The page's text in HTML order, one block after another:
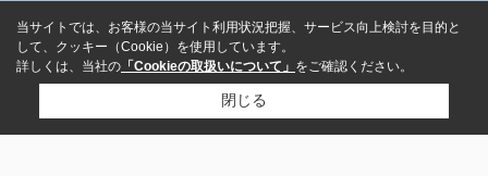
当サイトでは、お客様の当サイト利用状況把握、サービス向上検討を目的と
して、クッキー（Cookie）を使用しています。
詳しくは、当社の 「Cookieの取扱いについて」 をご確認ください。
閉じる